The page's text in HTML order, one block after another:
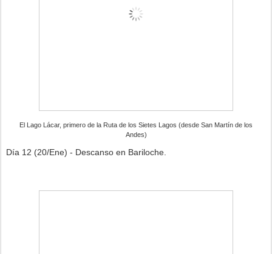
El Lago Lácar, primero de la Ruta de los Sietes Lagos (desde San Martín de los
Andes)
Día 12 (20/Ene) - Descanso en Bariloche.